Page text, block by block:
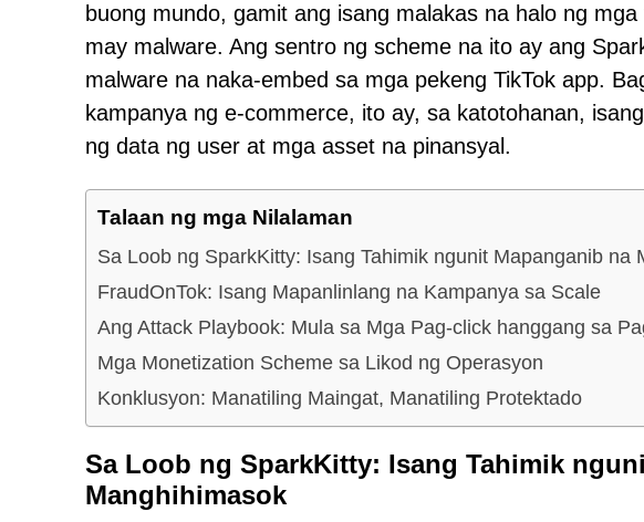
buong mundo, gamit ang isang malakas na halo ng
may malware. Ang sentro ng scheme na ito ay ang
malware na naka-embed sa mga pekeng TikTok app.
kampanya ng e-commerce, ito ay, sa katotohanan,
ng data ng user at mga asset na pinansyal.
Talaan ng mga Nilalaman
Sa Loob ng SparkKitty: Isang Tahimik ngunit Mapanganib na
FraudOnTok: Isang Mapanlinlang na Kampanya sa Scale
Ang Attack Playbook: Mula sa Mga Pag-click hanggang sa
Mga Monetization Scheme sa Likod ng Operasyon
Konklusyon: Manatiling Maingat, Manatiling Protektado
Sa Loob ng SparkKitty: Isang Tahimik
Manghihimasok